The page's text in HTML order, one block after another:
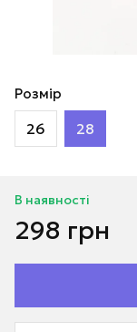
Розмір
26 28
В наявності
298 грн